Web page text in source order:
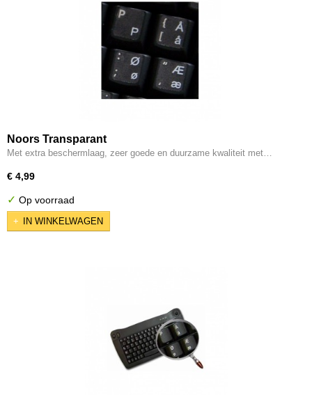
Noors Transparant
Met extra beschermlaag, zeer goede en duurzame kwaliteit met…
€ 4,99
✓ Op voorraad
IN WINKELWAGEN